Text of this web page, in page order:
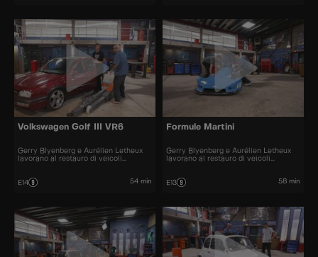
Volkswagen Golf III VR6
Gerry Blyenberg e Aurélien Letheux
lavorano al restauro di veicoli
E14 54 min
Formule Martini
Gerry Blyenberg e Aurélien Letheux
lavorano al restauro di veicoli
E13 58 min